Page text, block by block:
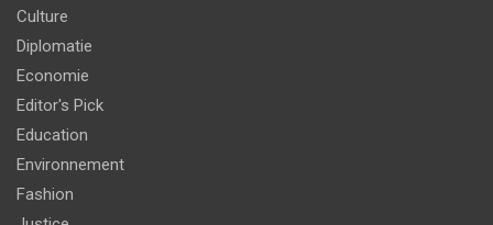
Culture
Diplomatie
Economie
Editor's Pick
Education
Environnement
Fashion